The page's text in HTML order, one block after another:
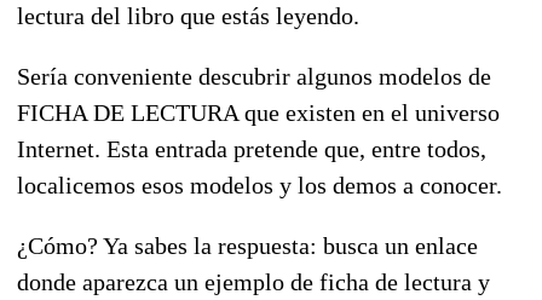
lectura del libro que estás leyendo.
Sería conveniente descubrir algunos modelos de
FICHA DE LECTURA que existen en el universo
Internet. Esta entrada pretende que, entre todos,
localicemos esos modelos y los demos a conocer.
¿Cómo? Ya sabes la respuesta: busca un enlace
donde aparezca un ejemplo de ficha de lectura y